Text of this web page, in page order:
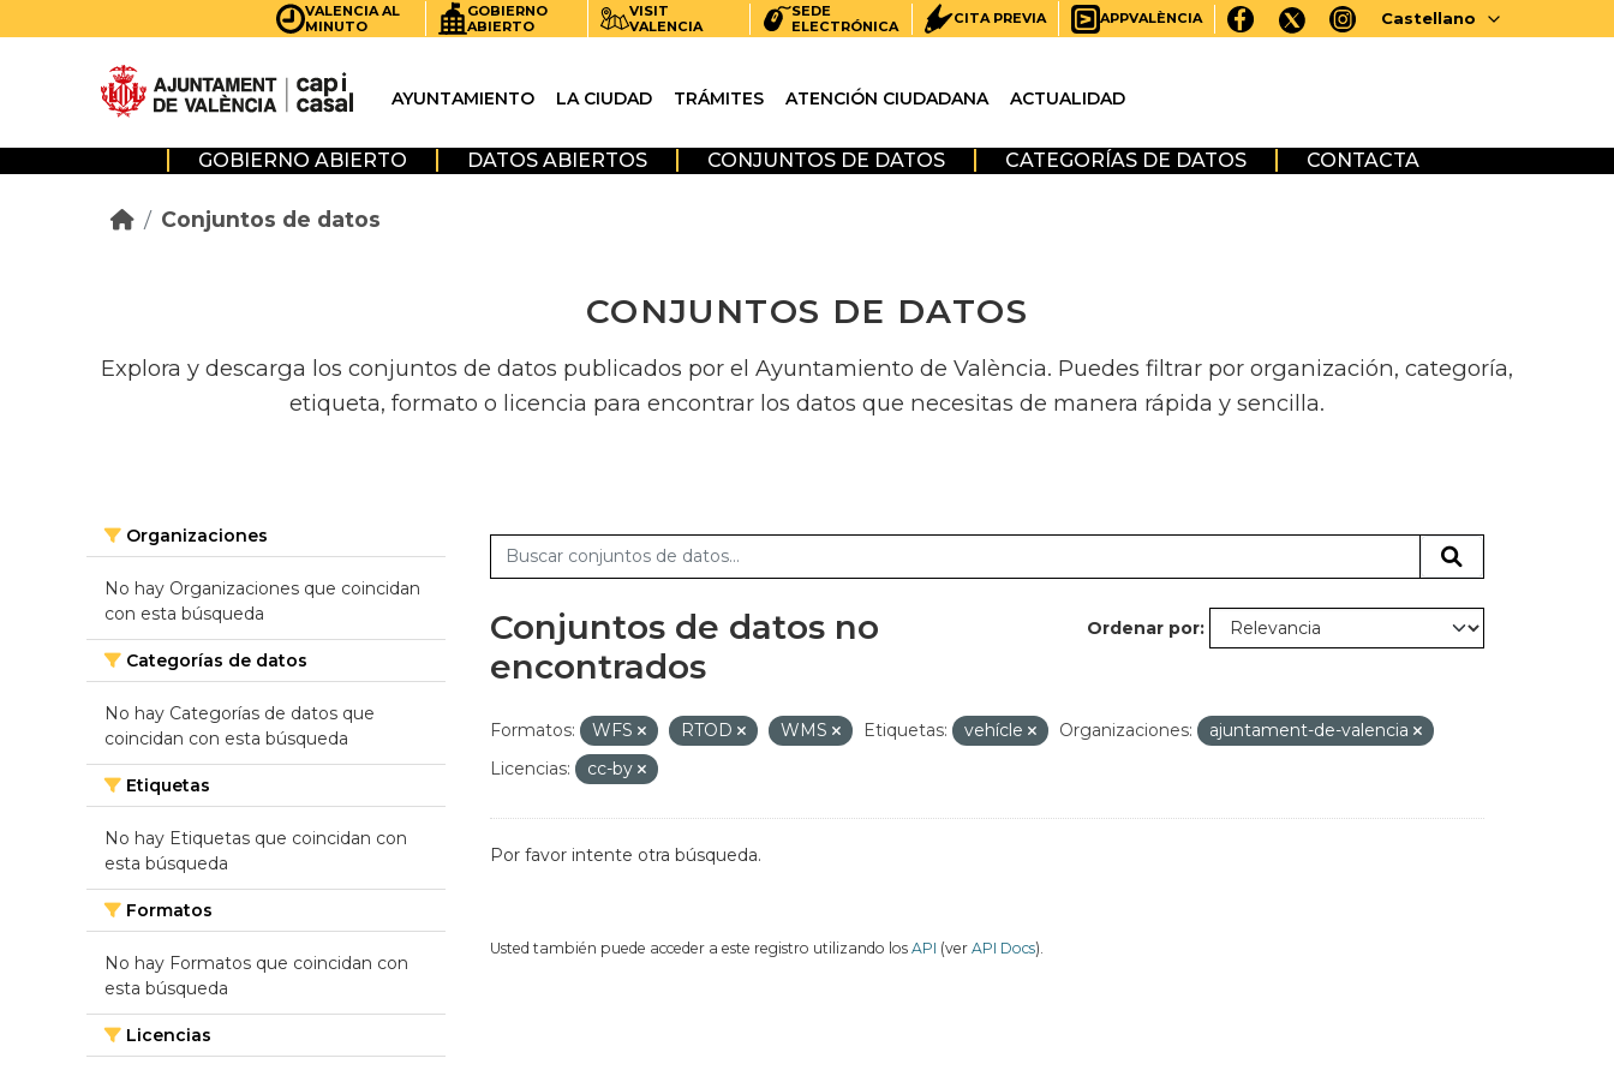
VALENCIA AL
MINUTO
GOBIERNO
ABIERTO
VISIT
VALENCIA
SEDE
ELECTRÓNICA
CITA PREVIA APPVALÈNCIA Castellano
AYUNTAMIENTO LA CIUDAD TRÁMITES ATENCIÓN CIUDADANA ACTUALIDAD
GOBIERNO ABIERTO DATOS ABIERTOS CONJUNTOS DE DATOS CATEGORÍAS DE DATOS CONTACTA
Conjuntos de datos
CONJUNTOS DE DATOS
Explora y descarga los conjuntos de datos publicados por el Ayuntamiento de València. Puedes filtrar por organización, categoría,
etiqueta, formato o licencia para encontrar los datos que necesitas de manera rápida y sencilla.
Organizaciones
No hay Organizaciones que coincidan
con esta búsqueda
Categorías de datos
No hay Categorías de datos que
coincidan con esta búsqueda
Etiquetas
No hay Etiquetas que coincidan con
esta búsqueda
Formatos
No hay Formatos que coincidan con
esta búsqueda
Licencias
Ordenar por
Conjuntos de datos no
encontrados
Formatos: WFS RTOD WMS Etiquetas: vehícle Organizaciones:
ajuntament-de-valencia
Licencias:
cc-by
Por favor intente otra búsqueda.
Usted también puede acceder a este registro utilizando los API (ver API Docs).